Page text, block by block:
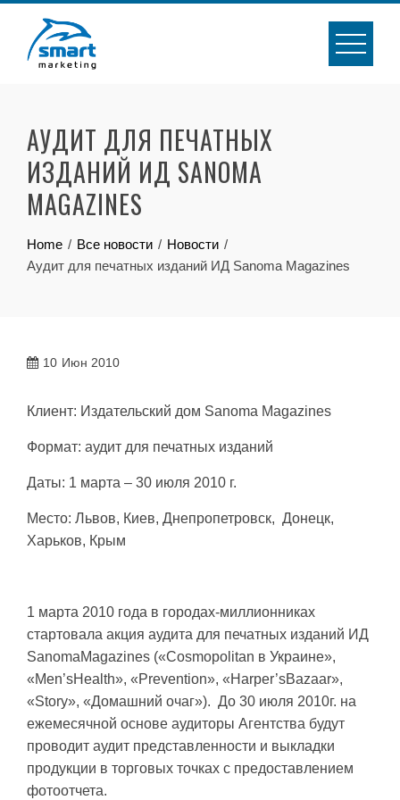
content
АУДИТ ДЛЯ ПЕЧАТНЫХ
ИЗДАНИЙ ИД SANOMA
MAGAZINES
Home Все новости
Новости
Аудит для печатных изданий ИД Sanoma Magazines
10 Июн 2010
Клиент: Издательский дом Sanoma Magazines
Формат: аудит для печатных изданий
Даты: 1 марта – 30 июля 2010 г.
Место: Львов, Киев, Днепропетровск, Донецк,
Харьков, Крым
1 марта 2010 года в городах-миллионниках
стартовала акция аудита для печатных изданий ИД
SanomaMagazines («Cosmopolitan в Украине»,
«Men’sHealth», «Prevention», «Harper’sBazaar»,
«Story», «Домашний очаг»). До 30 июля 2010г. на
ежемесячной основе аудиторы Агентства будут
проводит аудит представленности и выкладки
продукции в торговых точках с предоставлением
фотоотчета.